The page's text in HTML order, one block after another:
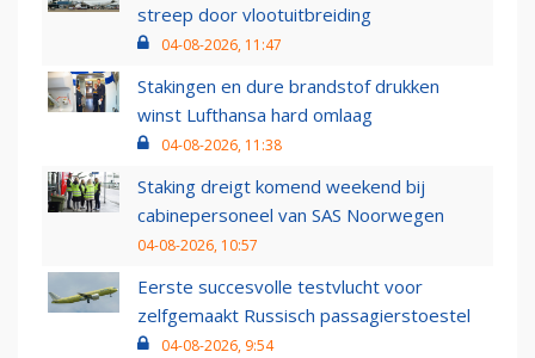
streep door vlootuitbreiding
04-08-2026, 11:47
Stakingen en dure brandstof drukken
winst Lufthansa hard omlaag
04-08-2026, 11:38
Staking dreigt komend weekend bij
cabinepersoneel van SAS Noorwegen
04-08-2026, 10:57
Eerste succesvolle testvlucht voor
zelfgemaakt Russisch passagierstoestel
04-08-2026, 9:54